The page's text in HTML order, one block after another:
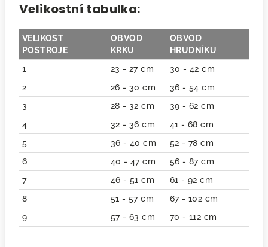
Velikostní tabulka:
VELIKOST
POSTROJE
OBVOD
KRKU
OBVOD
HRUDNÍKU
1
23 - 27 cm
30 - 42 cm
2
26 - 30 cm
36 - 54 cm
3
28 - 32 cm
39 - 62 cm
4
32 - 36 cm
41 - 68 cm
5
36 - 40 cm
52 - 78 cm
6
40 - 47 cm
56 - 87 cm
7
46 - 51 cm
61 - 92 cm
8
51 - 57 cm
67 - 102 cm
9
57 - 63 cm 70 - 112 cm